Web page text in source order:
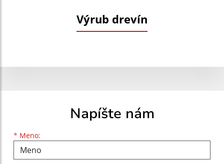
Výrub drevín
Napíšte nám
* Meno:
Meno
Priezvisko
E-mailová adresa